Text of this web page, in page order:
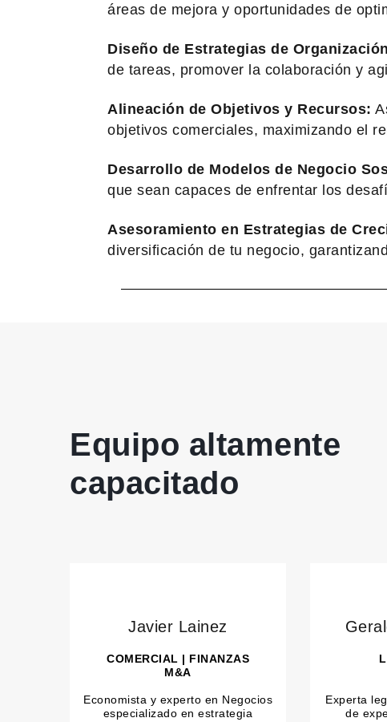
áreas de mejora y oportunidades de
Diseño de Estrategias de
de tareas, promover la colaboración y
Alineación de Objetivos y Recursos:
objetivos comerciales, maximizando el
Desarrollo de Modelos de Negocio
que sean capaces de enfrentar los
Asesoramiento en Estrategias de
diversificación de tu negocio,
Equipo altamente
capacitado
Javier Lainez
COMERCIAL | FINANZAS
M&A
Economista y experto en Negocios
especializado en estrategia
Experta
de